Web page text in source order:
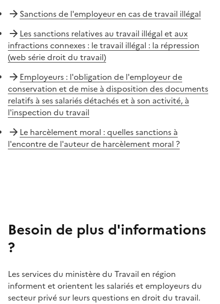
Sanctions de l'employeur en cas de travail illégal
Les sanctions relatives au travail illégal et aux
infractions connexes : le travail illégal : la répression
(web série droit du travail)
Employeurs : l'obligation de l'employeur de
conservation et de mise à disposition des documents
relatifs à ses salariés détachés et à son activité, à
l'inspection du travail
Le harcèlement moral : quelles sanctions à
l'encontre de l'auteur de harcèlement moral ?
Besoin de plus d'informations
?
Les services du ministère du Travail en région
informent et orientent les salariés et employeurs du
secteur privé sur leurs questions en droit du travail.